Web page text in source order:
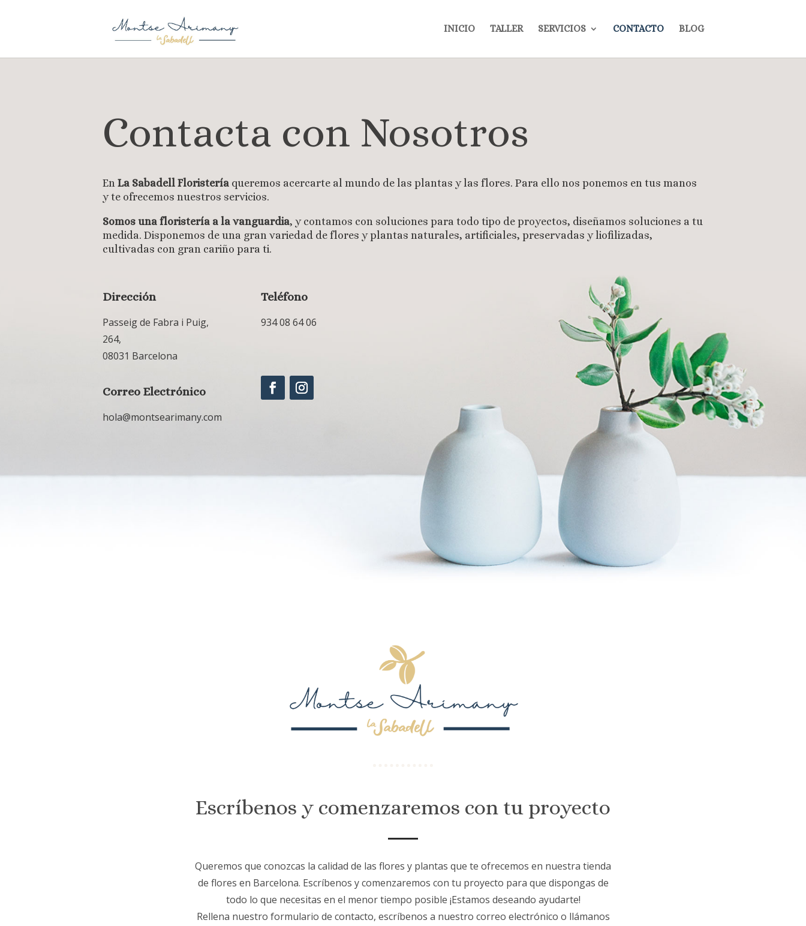
INICIO TALLER SERVICIOS CONTACTO BLOG
Contacta con Nosotros
En La Sabadell Floristeríaqueremos acercarte al mundo de las plantas y las flores. Para ello nos ponemos en tus manos
y te ofrecemos nuestros servicios.
Somos una floristería a la vanguardia, y contamos con soluciones para todo tipo de proyectos, diseñamos soluciones a tu
medida. Disponemos de una gran variedad de flores y plantas naturales, artificiales, preservadas y liofilizadas,
cultivadas con gran cariño para ti.
Dirección
Passeig de Fabra i Puig,
264,
08031 Barcelona
Correo Electrónico
hola@montsearimany.com
Teléfono
934 08 64 06
Escríbenos y comenzaremos con tu proyecto
Queremos que conozcas la calidad de las flores y plantas que te ofrecemos en nuestra tienda
de flores en Barcelona. Escríbenos y comenzaremos con tu proyecto para que dispongas de
todo lo que necesitas en el menor tiempo posible ¡Estamos deseando ayudarte!
Rellena nuestro formulario de contacto, escríbenos a nuestro correo electrónico o llámanos